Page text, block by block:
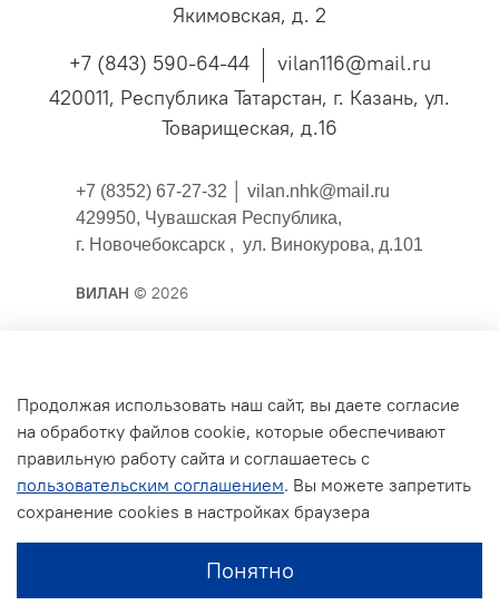
Якимовская, д. 2
+7 (843) 590-64-44
vilan116@mail.ru
420011, Республика Татарстан, г. Казань, ул.
Товарищеская, д.16
+7 (8352) 67-27-32 │ vilan.nhk@mail.ru
429950, Чувашская Республика,
г. Новочебоксарск , ул. Винокурова, д.101
ВИЛАН © 2026
Публичная оферта
Согласие на обработку персональных данных для
сайта
Политика конфиденциальности
Условия обмена и возврата
Продолжая использовать наш сайт, вы даете согласие
на обработку файлов cookie, которые обеспечивают
правильную работу сайта и соглашаетесь с
пользовательским соглашением. Вы можете запретить
сохранение cookies в настройках браузера
Понятно